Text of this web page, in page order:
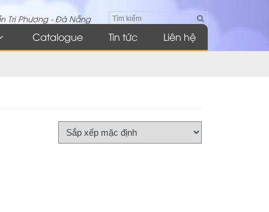
Tri Phương - Đà Nẵng
Catalogue Tin tức Liên hệ